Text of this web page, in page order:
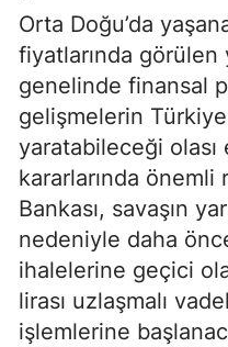
Orta Doğu’da
fiyatlarında
genelinde finansal
gelişmelerin
yaratabileceği olası
kararlarında
Bankası, savaşın
nedeniyle daha
ihalelerine geçici
lirası uzlaşmalı
işlemlerine